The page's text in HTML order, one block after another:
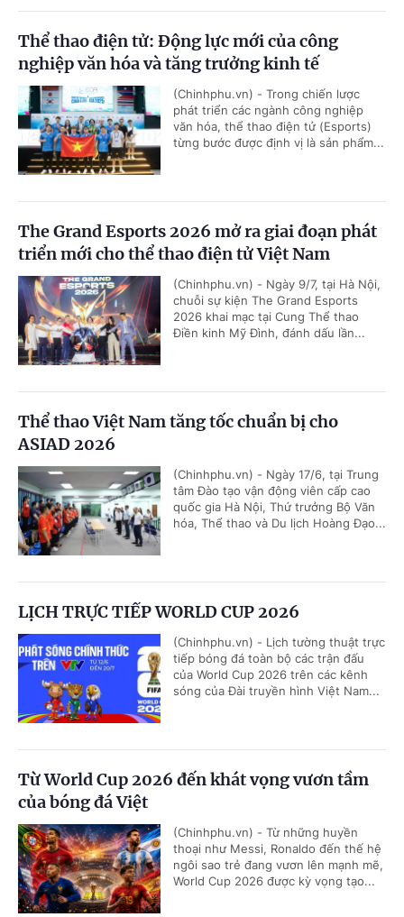
Thể thao điện tử: Động lực mới của công
nghiệp văn hóa và tăng trưởng kinh tế
(Chinhphu.vn) - Trong chiến lược
phát triển các ngành công nghiệp
văn hóa, thể thao điện tử (Esports)
từng bước được định vị là sản phẩm...
The Grand Esports 2026 mở ra giai đoạn phát
triển mới cho thể thao điện tử Việt Nam
(Chinhphu.vn) - Ngày 9/7, tại Hà Nội,
chuỗi sự kiện The Grand Esports
2026 khai mạc tại Cung Thể thao
Điền kinh Mỹ Đình, đánh dấu lần...
Thể thao Việt Nam tăng tốc chuẩn bị cho
ASIAD 2026
(Chinhphu.vn) - Ngày 17/6, tại Trung
tâm Đào tạo vận động viên cấp cao
quốc gia Hà Nội, Thứ trưởng Bộ Văn
hóa, Thể thao và Du lịch Hoàng Đạo...
LỊCH TRỰC TIẾP WORLD CUP 2026
(Chinhphu.vn) - Lịch tường thuật trực
tiếp bóng đá toàn bộ các trận đấu
của World Cup 2026 trên các kênh
sóng của Đài truyền hình Việt Nam...
Từ World Cup 2026 đến khát vọng vươn tầm
của bóng đá Việt
(Chinhphu.vn) - Từ những huyền
thoại như Messi, Ronaldo đến thế hệ
ngôi sao trẻ đang vươn lên mạnh mẽ,
World Cup 2026 được kỳ vọng tạo...